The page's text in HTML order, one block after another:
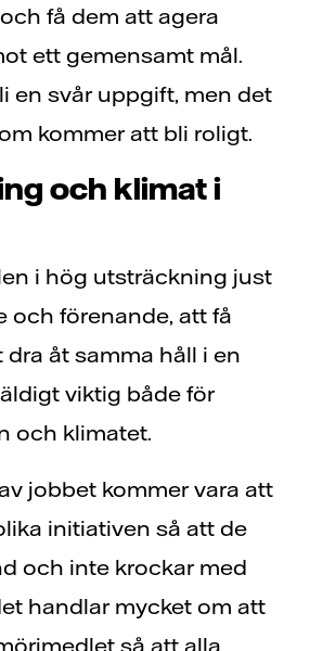
få dem att agera
ett gemensamt mål.
en svår uppgift, men det
kommer att bli roligt.
och klimat i
i hög utsträckning just
och förenande, att få
åt samma håll i en
viktig både för
och klimatet.
jobbet kommer vara att
initiativen så att de
och inte krockar med
handlar mycket om att
så att alla